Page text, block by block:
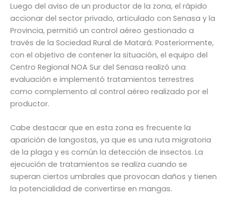
Luego del aviso de un productor de la zona, el rápido
accionar del sector privado, articulado con Senasa y la
Provincia, permitió un control aéreo gestionado a
través de la Sociedad Rural de Matará. Posteriormente,
con el objetivo de contener la situación, el equipo del
Centro Regional NOA Sur del Senasa realizó una
evaluación e implementó tratamientos terrestres
como complemento al control aéreo realizado por el
productor.
Cabe destacar que en esta zona es frecuente la
aparición de langostas, ya que es una ruta migratoria
de la plaga y es común la detección de insectos. La
ejecución de tratamientos se realiza cuando se
superan ciertos umbrales que provocan daños y tienen
la potencialidad de convertirse en mangas.